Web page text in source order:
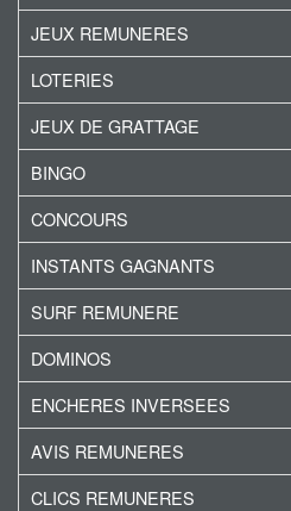
JEUX REMUNERES
LOTERIES
JEUX DE GRATTAGE
BINGO
CONCOURS
INSTANTS GAGNANTS
SURF REMUNERE
DOMINOS
ENCHERES INVERSEES
AVIS REMUNERES
CLICS REMUNERES